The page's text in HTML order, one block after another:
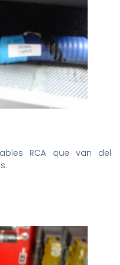
RCA que van del